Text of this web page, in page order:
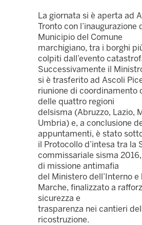
La giornata si è aperta ad
Tronto con l’inaugurazione
Municipio del Comune
marchigiano, tra i borghi
colpiti dall’evento
Successivamente il
si è trasferito ad Ascoli
riunione di coordinamento
delle quattro regioni
delsisma (Abruzzo, Lazio,
Umbria) e, a conclusione
appuntamenti, è stato
il Protocollo d’intesa tra la
commissariale sisma
di missione antimafia
del Ministero dell’Interno e
Marche, finalizzato a
sicurezza e
trasparenza nei cantieri
ricostruzione.